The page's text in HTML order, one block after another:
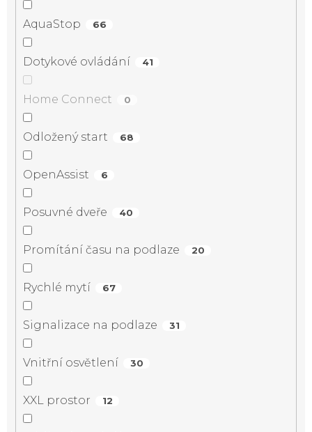
AquaStop 66
Dotykové ovládání 41
Home Connect 0
Odložený start 68
OpenAssist 6
Posuvné dveře 40
Promítání času na podlaze 20
Rychlé mytí 67
Signalizace na podlaze 31
Vnitřní osvětlení 30
XXL prostor 12